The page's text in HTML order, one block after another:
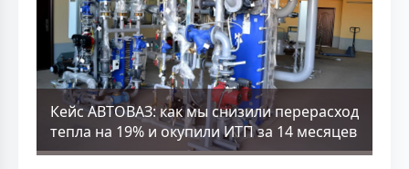
Кейс АВТОВАЗ: как мы снизили перерасход
тепла на 19% и окупили ИТП за 14 месяцев